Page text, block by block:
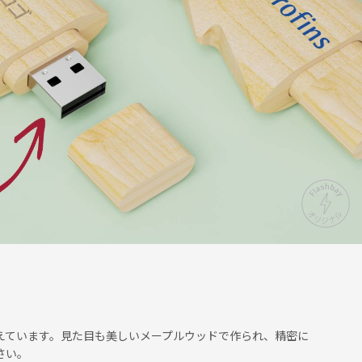
います。見た目も美しいメープルウッドで作られ、精密に
。